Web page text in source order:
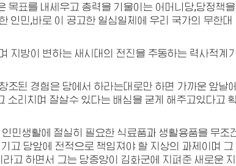
목표를 내세우고 총력을 기울이는 어머니당,당정책을
인민,바로 이 공고한 일심일체에 우리 국가의 무한대
지방이 변하는 새시대의 전진을 추동하는 력사적계기
조된 경험은 당에서 하라는대로만 하면 가까운 앞날
소리치며 잘살수 있다는 배심을 굳게 해주고있다고
민생활에 절실히 필요한 식료품과 생활용품을 무조
고 당앞에 전적으로 책임져야 할 지상의 과제이며 그
고 하면서 그는 당중앙이 김화군에 지펴준 새로운 지